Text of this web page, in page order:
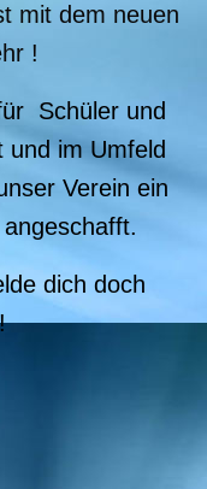
mit dem neuen
!
Schüler und
und im Umfeld
Verein ein
dich doch